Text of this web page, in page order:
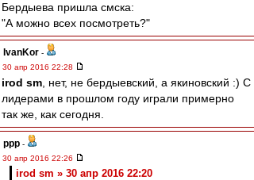
Бердыева пришла смска:
"А можно всех посмотреть?"
IvanKor -
30 апр 2016 22:28
irod sm , нет, не бердыевский, а якиновский :) С
лидерами в прошлом году играли примерно
так же, как сегодня.
ppp -
30 апр 2016 22:26
irod sm » 30 апр 2016 22:20